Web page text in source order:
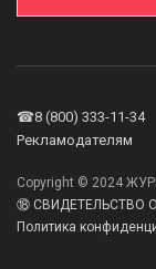
☎8 (800) 333-11-34
Рекламодателям
Copyright © 2024
⑱ СВИДЕТЕЛЬСТВО О
Политика